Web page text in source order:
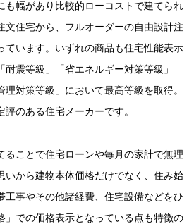
も幅があり比較的ローコストで建てられ
文住宅から、フルオーダーの自由設計注
ています。いずれの商品も住宅性能表示
震等級」「省エネルギー対策等級」
理対策等級」において最高等級を取得。
のある住宅メーカーです。
ることで住宅ローンや毎月の家計で無理
いから建物本体価格だけでなく、住み始
工事やその他諸経費、住宅設備などをひ
」での価格表示となっている点も特徴の